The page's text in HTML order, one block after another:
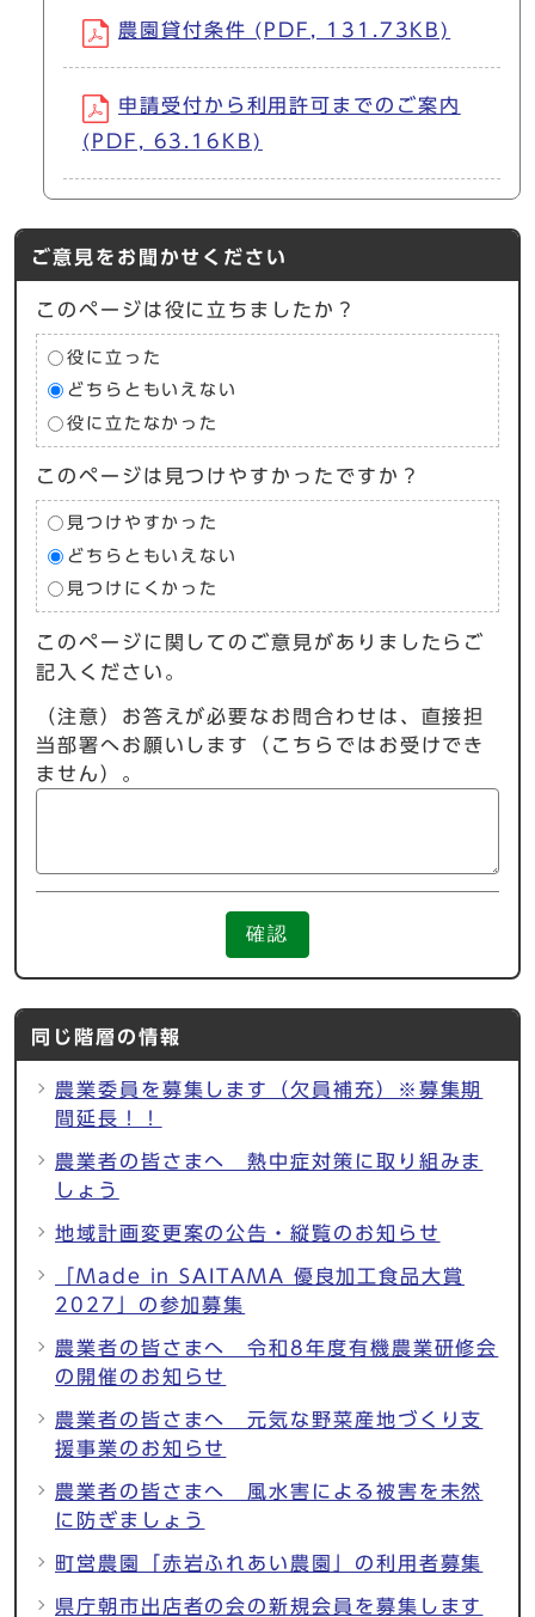
農園貸付条件 (PDF, 131.73KB)
申請受付から利用許可までのご案内
(PDF, 63.16KB)
ご意見をお聞かせください
このページは役に立ちましたか？
役に立った
どちらともいえない
役に立たなかった
このページは見つけやすかったですか？
見つけやすかった
どちらともいえない
見つけにくかった
このページに関してのご意見がありましたらご
記入ください。
（注意）お答えが必要なお問合わせは、直接担
当部署へお願いします（こちらではお受けでき
ません）。
確認
同じ階層の情報
農業委員を募集します（欠員補充）※募集期
間延長！！
農業者の皆さまへ 熱中症対策に取り組みま
しょう
地域計画変更案の公告・縦覧のお知らせ
「Made in SAITAMA 優良加工食品大賞
2027」の参加募集
農業者の皆さまへ 令和8年度有機農業研修会
の開催のお知らせ
農業者の皆さまへ 元気な野菜産地づくり支
援事業のお知らせ
農業者の皆さまへ 風水害による被害を未然
に防ぎましょう
町営農園「赤岩ふれあい農園」の利用者募集
県庁朝市出店者の会の新規会員を募集します